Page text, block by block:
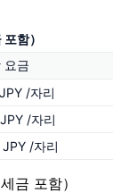
함）
요금
JPY /자리
JPY /자리
/자리
금 포함）